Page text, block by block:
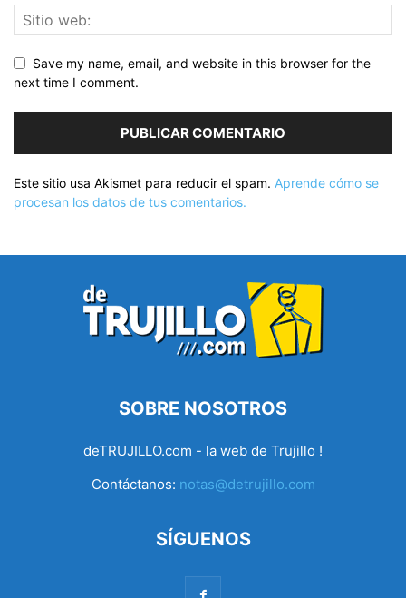
Save my name, email, and website in this browser for the
next time I comment.
Este sitio usa Akismet para reducir el spam. Aprende cómo se
procesan los datos de tus comentarios.
SOBRE NOSOTROS
deTRUJILLO.com - la web de Trujillo !
Contáctanos: notas@detrujillo.com
SÍGUENOS